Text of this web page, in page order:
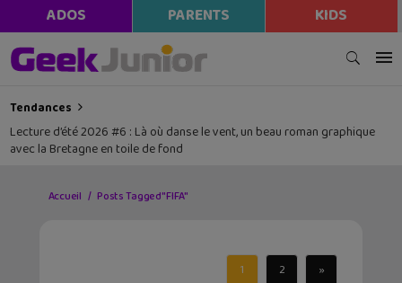
ADOS PARENTS KIDS
Tendances
Lecture d’été 2026 #6 : Là où danse le vent, un beau roman graphique
avec la Bretagne en toile de fond
Accueil Posts Tagged "FIFA"
1 2 »
modal-check